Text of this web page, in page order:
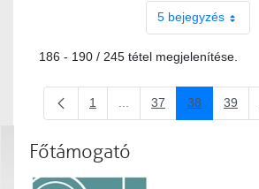
5 bejegyzés
186 - 190 / 245 tétel megjelenítése.
Oldal
1 Köztes oldalak
Oldal
37 Oldal
38 39
Főtámogató